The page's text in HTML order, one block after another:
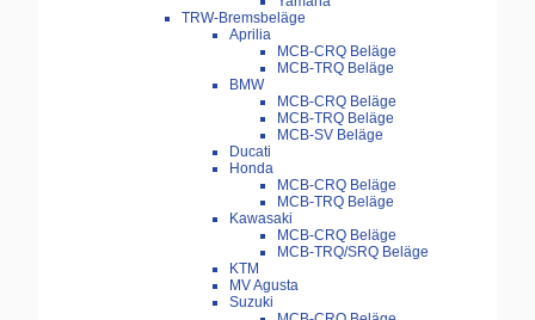
TRW-Bremsbeläge
Aprilia
MCB-CRQ Beläge
MCB-TRQ Beläge
BMW
MCB-CRQ Beläge
MCB-TRQ Beläge
MCB-SV Beläge
Ducati
Honda
MCB-CRQ Beläge
MCB-TRQ Beläge
Kawasaki
MCB-CRQ Beläge
MCB-TRQ/SRQ Beläge
KTM
MV Agusta
Suzuki